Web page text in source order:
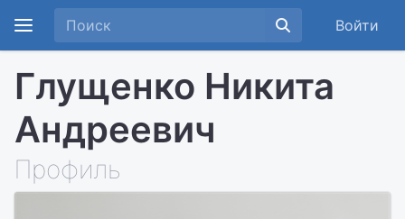
Войти
Глущенко Никита
Андреевич
Профиль